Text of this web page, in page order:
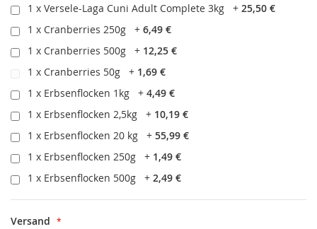
1 x Versele-Laga Cuni Adult Complete 3kg
+ 25,50 €
1 x Cranberries 250g
+ 6,49 €
1 x Cranberries 500g
+ 12,25 €
1 x Cranberries 50g
+ 1,69 €
1 x Erbsenflocken 1kg
+ 4,49 €
1 x Erbsenflocken 2,5kg
+ 10,19 €
1 x Erbsenflocken 20 kg
+ 55,99 €
1 x Erbsenflocken 250g
+ 1,49 €
1 x Erbsenflocken 500g
+ 2,49 €
Versand